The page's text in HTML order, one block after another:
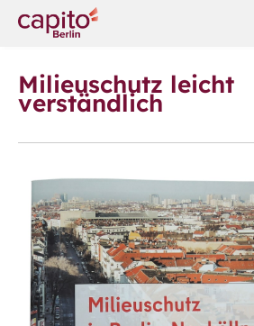
Milieuschutz leicht
verständlich